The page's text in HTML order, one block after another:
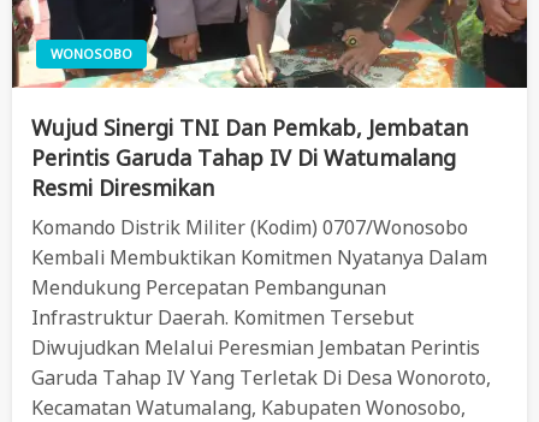
WONOSOBO
Wujud Sinergi TNI Dan Pemkab, Jembatan
Perintis Garuda Tahap IV Di Watumalang
Resmi Diresmikan
Komando Distrik Militer (Kodim) 0707/Wonosobo
Kembali Membuktikan Komitmen Nyatanya Dalam
Mendukung Percepatan Pembangunan
Infrastruktur Daerah. Komitmen Tersebut
Diwujudkan Melalui Peresmian Jembatan Perintis
Garuda Tahap IV Yang Terletak Di Desa Wonoroto,
Kecamatan Watumalang, Kabupaten Wonosobo,